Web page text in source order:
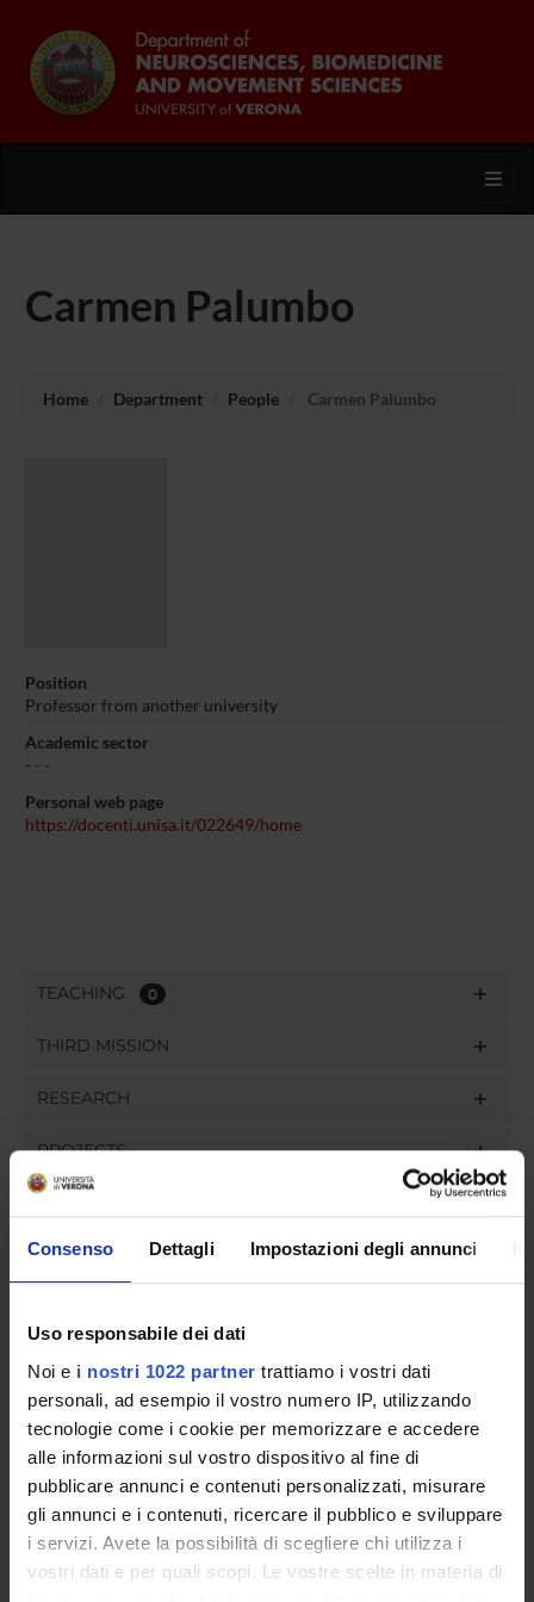
Consenso Dettagli Impostazioni degli annunci
Uso responsabile dei dati
Noi e i nostri 1022 partner trattiamo i vostri dati
personali, ad esempio il vostro numero IP, utilizzando
tecnologie come i cookie per memorizzare e accedere
alle informazioni sul vostro dispositivo al fine di
pubblicare annunci e contenuti personalizzati, misurare
gli annunci e i contenuti, ricercare il pubblico e sviluppare
i servizi. Avete la possibilità di scegliere chi utilizza i
vostri dati e per quali scopi. Le vostre scelte in materia di
Carmen Palumbo
Home Department People Carmen Palumbo
Position
Professor from another university
Academic sector
- - -
Personal web page
https://docenti.unisa.it/022649/home
TEACHING 0
THIRD MISSION
RESEARCH
PROJECTS
ORGANISATION
GOVERNANCE
COMMITTEES
DEPARTMENT ADMINISTRATION OFFICES
STUDENT ADMINISTRATION OFFICES